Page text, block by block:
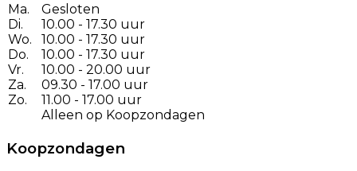
Ma.
Di.
Wo.
Do.
Vr.
Za.
Zo.
Gesloten
10.00 - 17.30 uur
10.00 - 17.30 uur
10.00 - 17.30 uur
10.00 - 20.00 uur
09.30 - 17.00 uur
11.00 - 17.00 uur
Alleen op Koopzondagen
Koopzondagen